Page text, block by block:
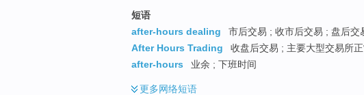
短语
after-hours dealing
市后交易 ; 收市后交易 ; 盘后交
After Hours Trading
收盘后交易 ; 主要大型交易所
after-hours
业余 ; 下班时间
更多网络短语